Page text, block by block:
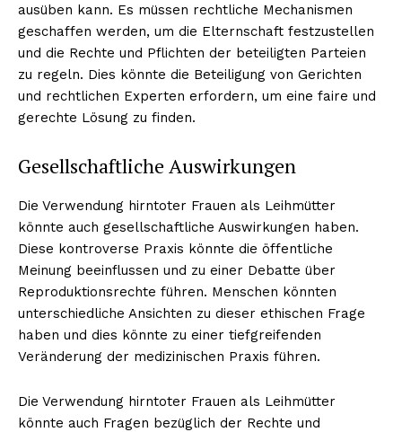
ausüben kann. Es müssen rechtliche Mechanismen
geschaffen werden, um die Elternschaft festzustellen
und die Rechte und Pflichten der beteiligten Parteien
zu regeln. Dies könnte die Beteiligung von Gerichten
und rechtlichen Experten erfordern, um eine faire und
gerechte Lösung zu finden.
Gesellschaftliche Auswirkungen
Die Verwendung hirntoter Frauen als Leihmütter
könnte auch gesellschaftliche Auswirkungen haben.
Diese kontroverse Praxis könnte die öffentliche
Meinung beeinflussen und zu einer Debatte über
Reproduktionsrechte führen. Menschen könnten
unterschiedliche Ansichten zu dieser ethischen Frage
haben und dies könnte zu einer tiefgreifenden
Veränderung der medizinischen Praxis führen.
Die Verwendung hirntoter Frauen als Leihmütter
könnte auch Fragen bezüglich der Rechte und